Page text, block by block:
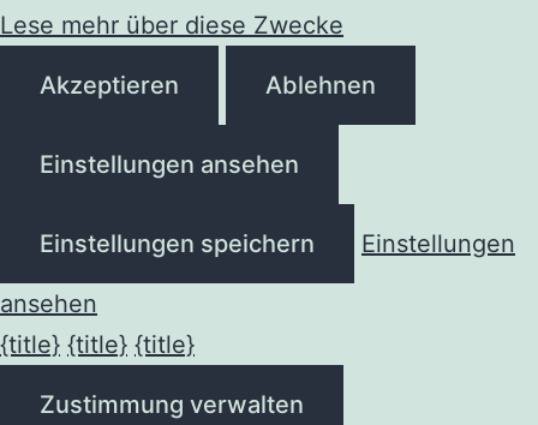
Lese mehr über diese Zwecke
Akzeptieren Ablehnen
Einstellungen ansehen
Einstellungen speichern Einstellungen
ansehen
{title} {title} {title}
Zustimmung verwalten